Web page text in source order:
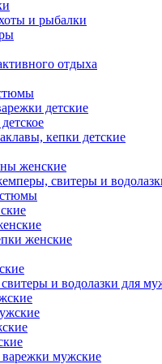
и рыбалки
отдыха
детские
кепки детские
женские
свитеры и
женские
и водолазки для
мужские